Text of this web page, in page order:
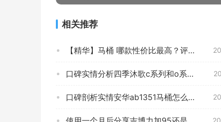
相关推荐
【精华】马桶 哪款性价比最高？评测 MANGROVM-0801 适不适合你！看质量怎么样！
口碑实情分析四季沐歌c系列和o系列的区别？哪个性价比高、质量更好
口碑剖析实情安华ab1351马桶怎么样？评测质量好不好